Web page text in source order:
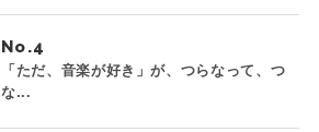
No.
「ただ、音楽が好き」が、つらなって、つ
な...